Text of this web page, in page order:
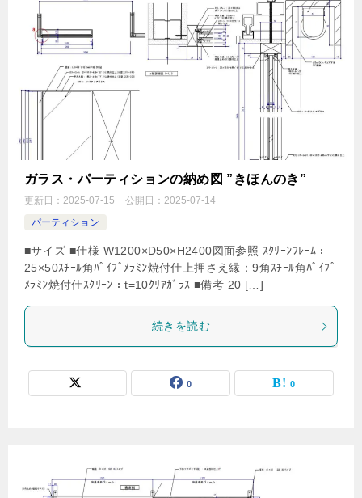
ガラス・パーティションの納め図 ”きほんのき”
更新日： 2025-07-15 公開日： 2025-07-14
パーティション
■サイズ ■仕様 W1200×D50×H2400図面参照 ｽｸﾘｰﾝﾌﾚｰﾑ：
25×50ｽﾁｰﾙ角ﾊﾟｲﾌﾟﾒﾗﾐﾝ焼付仕上押さえ縁：9角ｽﾁｰﾙ角ﾊﾟｲﾌﾟ
ﾒﾗﾐﾝ焼付仕ｽｸﾘｰﾝ：t=10ｸﾘｱｶﾞﾗｽ ■備考 20 […]
続きを読む
0 0